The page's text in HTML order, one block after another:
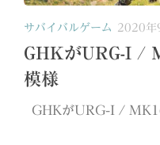
サバイバルゲーム 2020年
GHKがURG-I /
模様
GHKがURG-I /